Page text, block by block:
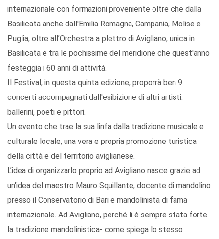
internazionale con formazioni proveniente oltre che dalla
Basilicata anche dall'Emilia Romagna, Campania, Molise e
Puglia, oltre all’Orchestra a plettro di Avigliano, unica in
Basilicata e tra le pochissime del meridione che quest'anno
festeggia i 60 anni di attività.
Il Festival, in questa quinta edizione, proporrà ben 9
concerti accompagnati dall'esibizione di altri artisti:
ballerini, poeti e pittori.
Un evento che trae la sua linfa dalla tradizione musicale e
culturale locale, una vera e propria promozione turistica
della città e del territorio aviglianese.
L’idea di organizzarlo proprio ad Avigliano nasce grazie ad
un'idea del maestro Mauro Squillante, docente di mandolino
presso il Conservatorio di Bari e mandolinista di fama
internazionale. Ad Avigliano, perché li è sempre stata forte
la tradizione mandolinistica- come spiega lo stesso